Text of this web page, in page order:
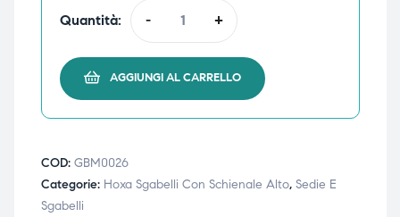
Quantità: - +
AGGIUNGI AL CARRELLO
COD: GBM0026
Categorie: Hoxa Sgabelli Con Schienale Alto, Sedie E
Sgabelli